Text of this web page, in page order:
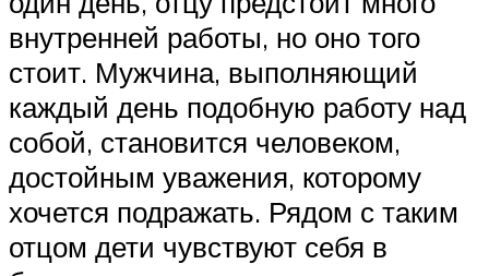
внутренней работы, но оно того
стоит. Мужчина, выполняющий
каждый день подобную работу над
собой, становится человеком,
достойным уважения, которому
хочется подражать. Рядом с таким
отцом дети чувствуют себя в